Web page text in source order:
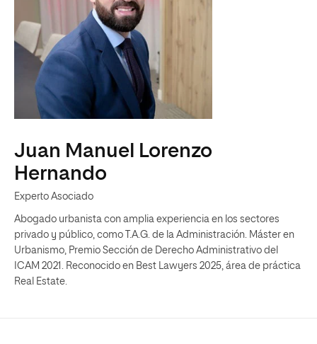
Juan Manuel Lorenzo
Hernando
Experto Asociado
Abogado urbanista con amplia experiencia en los sectores
privado y público, como T.A.G. de la Administración. Máster en
Urbanismo, Premio Sección de Derecho Administrativo del
ICAM 2021. Reconocido en Best Lawyers 2025, área de práctica
Real Estate.